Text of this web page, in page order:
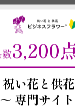
トのカテゴリの一
3,200
祝い花と供
～ 専門サイ